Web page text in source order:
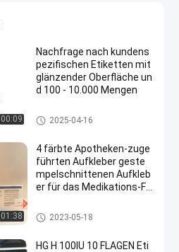
00:09
Nachfrage nach kundens
pezifischen Etiketten mit
glänzender Oberfläche un
d 100 - 10.000 Mengen
kundenspezifische Phiolenauf
kleber
2025-04-16
01:38
4 färbte Apotheken-zuge
führten Aufkleber geste
mpelschnittenen Aufkleb
er für das Medikations-Fl
kundenspezifische Phiolenauf
kleber
2023-05-18
HG H 100IU 10 FLAGEN Eti